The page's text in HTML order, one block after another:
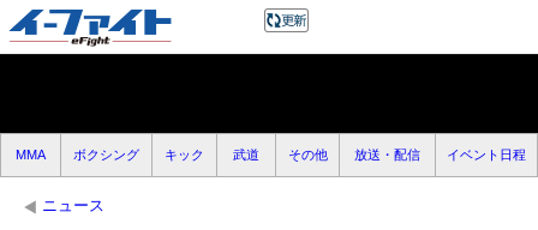
MMA ボクシング キック 武道 その他 放送・配信 イベント日程
ニュース